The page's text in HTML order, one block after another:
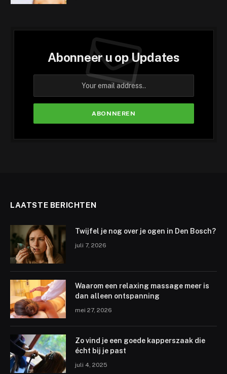
Abonneer u op Updates
LAATSTE BERICHTEN
Twijfel je nog over je ogen in Den Bosch?
juli 7, 2026
Waarom een relaxing massage meer is
dan alleen ontspanning
mei 27, 2026
Zo vind je een goede kapperszaak die
écht bij je past
juli 4, 2025